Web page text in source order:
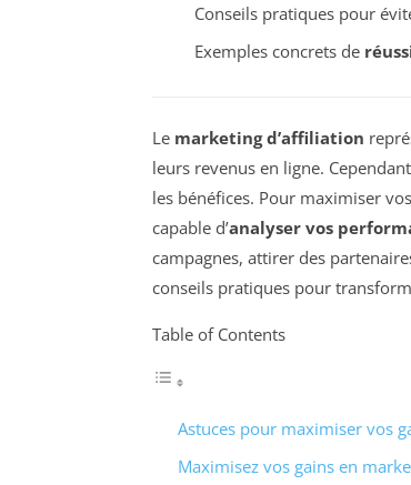
Conseils pratiques pour
Exemples concrets de
Le marketing d’affiliation
leurs revenus en ligne.
les bénéfices. Pour maximiser
capable d’analyser vos
campagnes, attirer des
conseils pratiques pour
Table of Contents
Astuces pour maximiser vos
Maximisez vos gains en